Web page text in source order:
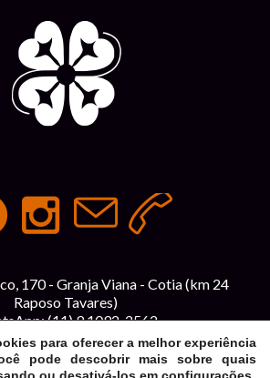
170 - Granja Viana - Cotia (km 24
Raposo Tavares)
(11) 9 1092-2562
para oferecer a melhor experiência
pode descobrir mais sobre quais